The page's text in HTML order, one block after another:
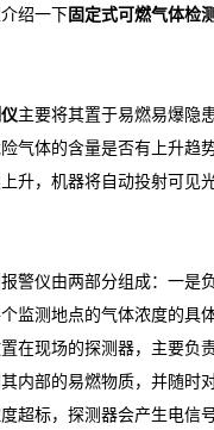
绍一下固定式可燃气体检
主要将其置于易燃易爆隐
气体的含量是否有上升趋
升，机器将自动投射可见
警仪由两部分组成：一是
监测地点的气体浓度的具
在现场的探测器，主要负
内部的易燃物质，并随时
超标，探测器会产生电信